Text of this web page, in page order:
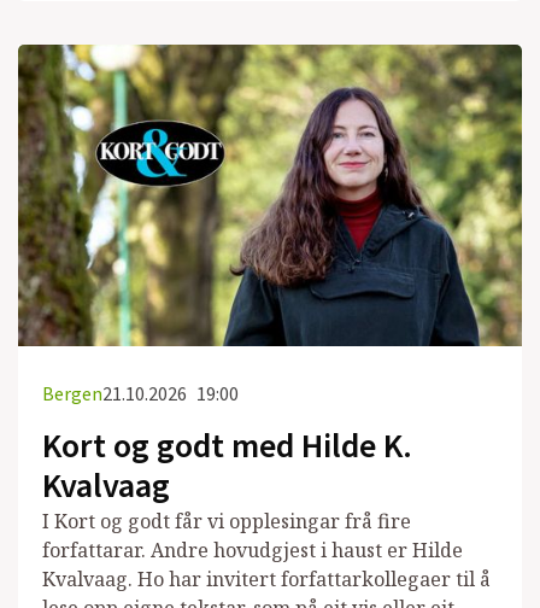
Bergen21.10.2026 19:00
Kort og godt med Hilde K.
Kvalvaag
I Kort og godt får vi opplesingar frå fire
forfattarar. Andre hovudgjest i haust er Hilde
Kvalvaag. Ho har invitert forfattarkollegaer til å